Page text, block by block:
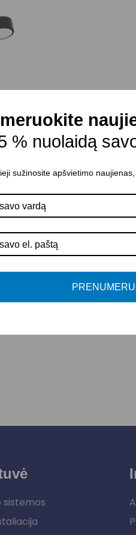
sistemos
% nuolaidą
sužinosite apšvietimo